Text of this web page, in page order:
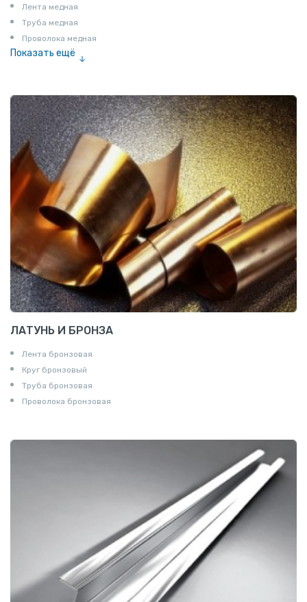
Лента медная
Труба медная
Проволока медная
Показать ещё
ЛАТУНЬ И БРОНЗА
Лента бронзовая
Круг бронзовый
Труба бронзовая
Проволока бронзовая